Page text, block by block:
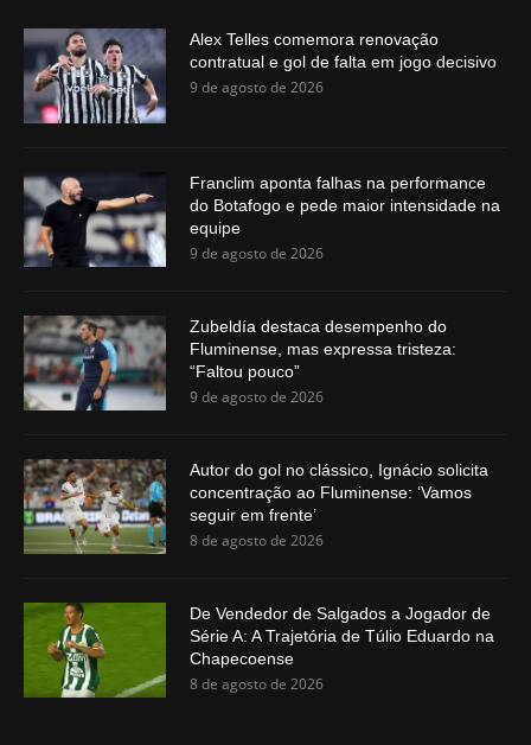
Alex Telles comemora renovação
contratual e gol de falta em jogo decisivo
9 de agosto de 2026
Franclim aponta falhas na performance
do Botafogo e pede maior intensidade na
equipe
9 de agosto de 2026
Zubeldía destaca desempenho do
Fluminense, mas expressa tristeza:
“Faltou pouco”
9 de agosto de 2026
Autor do gol no clássico, Ignácio solicita
concentração ao Fluminense: ‘Vamos
seguir em frente’
8 de agosto de 2026
De Vendedor de Salgados a Jogador de
Série A: A Trajetória de Túlio Eduardo na
Chapecoense
8 de agosto de 2026